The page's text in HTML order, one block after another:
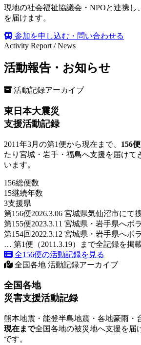
現地の社会福祉協議会・NPOと連携し
を届けます。
参加を申し込む・問い合わせる
Activity Report / News
活動報告・お知らせ
活動記録アーカイブ
東日本大震災
支援活動記録
2011年3月の第1便から現在まで、 156
たり宮城・岩手・福島へ支援を届けて
います。
156総便数
15継続年数
3支援県
第156便2026.3.06 宮城県気仙沼市にて
第155便2023.3.11 宮城県・岩手県へボ
第154回 2022.3.12 宮城県・岩手県へボ
… 第1便（2011.3.19）まで全記録を掲
全156便の活動記録を見る
全国各地 活動記録アーカイブ
全国各地
災害支援活動記録
熊本地震・能登半島地震・各地豪雨・
現在まで全国各地の被災地へ支援を届
です。